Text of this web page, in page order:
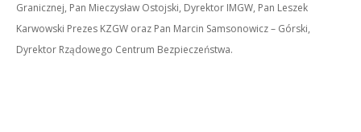
Granicznej, Pan Mieczysław Ostojski, Dyrektor IMGW, Pan Leszek
Karwowski Prezes KZGW oraz Pan Marcin Samsonowicz – Górski,
Dyrektor Rządowego Centrum Bezpieczeństwa.